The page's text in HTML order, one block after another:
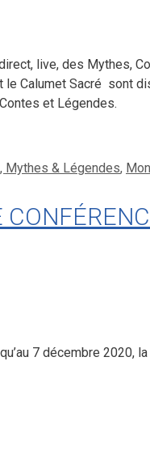
live, des Mythes,
le Calumet Sacré sont
et Légendes.
Mythes & Légendes,
7 décembre 2020,